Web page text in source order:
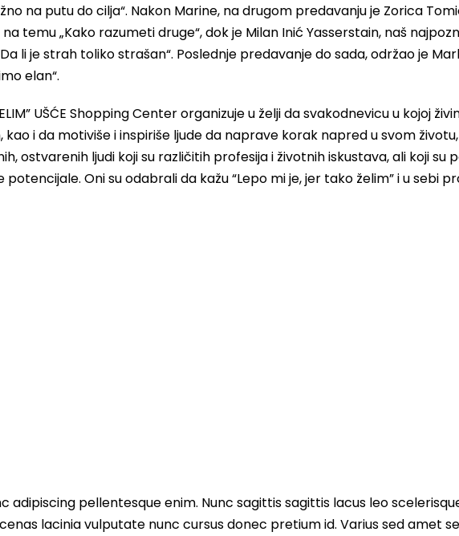
na putu do cilja“. Nakon Marine, na drugom predavanju je Zorica
temu „Kako razumeti druge“, dok je Milan Inić Yasserstain, naš
li je strah toliko strašan“. Poslednje predavanje do sada, održao je
elan“.
UŠĆE Shopping Center organizuje u želji da svakodnevicu u kojoj
i da motiviše i inspiriše ljude da naprave korak napred u svom
ostvarenih ljudi koji su različitih profesija i životnih iskustava, ali koji su
Oni su odabrali da kažu “Lepo mi je, jer tako želim” i u sebi
adipiscing pellentesque enim. Nunc sagittis sagittis lacus leo
lacinia vulputate nunc cursus donec pretium id. Varius sed amet